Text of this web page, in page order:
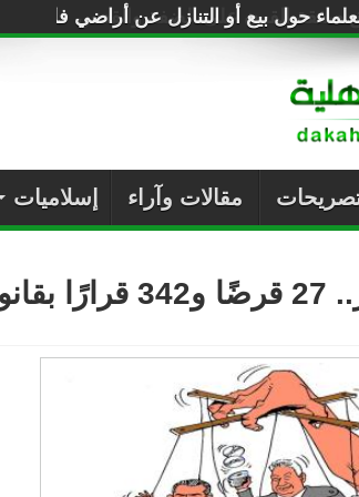
حول بيع أو التنازل عن أراضي فلسطين
مقالات وآراء إسلاميات